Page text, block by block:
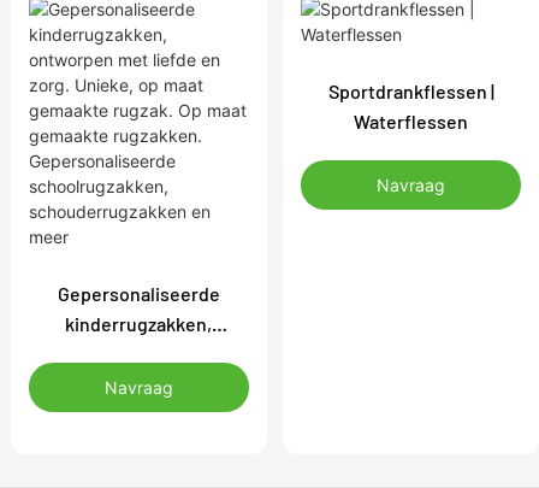
gymtassen en
plunjezakken
soorten, maten en
materialen,
Gepersonaliseerde
kinderrugzakken,
zorg. Unieke, op maat
gemaakte rugzak. Op
Navraag
Sportdrankflessen |
Waterflessen
Navraag